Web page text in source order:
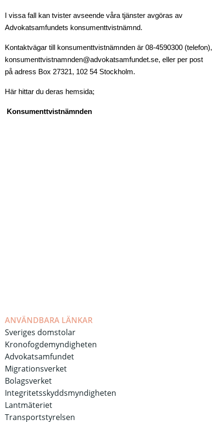
I vissa fall kan tvister avseende våra tjänster avgöras av
Advokatsamfundets konsumenttvistnämnd.
Kontaktvägar till konsumenttvistnämnden är 08-4590300 (telefon),
konsumenttvistnamnden@advokatsamfundet.se, eller per post
på adress Box 27321, 102 54 Stockholm.
Här hittar du deras hemsida;
Konsumenttvistnämnden
ANVÄNDBARA LÄNKAR
Sveriges domstolar
Kronofogdemyndigheten
Advokatsamfundet
Migrationsverket
Bolagsverket
Integritetsskyddsmyndigheten
Lantmäteriet
Transportstyrelsen